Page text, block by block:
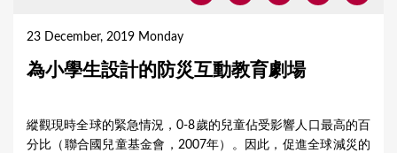
23 December, 2019 Monday
為小學生設計的防災互動教育劇場
縱觀現時全球的緊急情況，0-8歲的兒童佔受影響人口最高的百
分比（聯合國兒童基金會，2007年）。因此，促進全球減災的